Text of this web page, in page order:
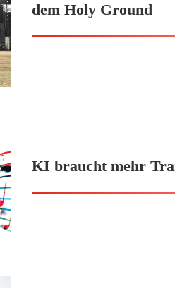
dem Holy Ground
KI braucht mehr